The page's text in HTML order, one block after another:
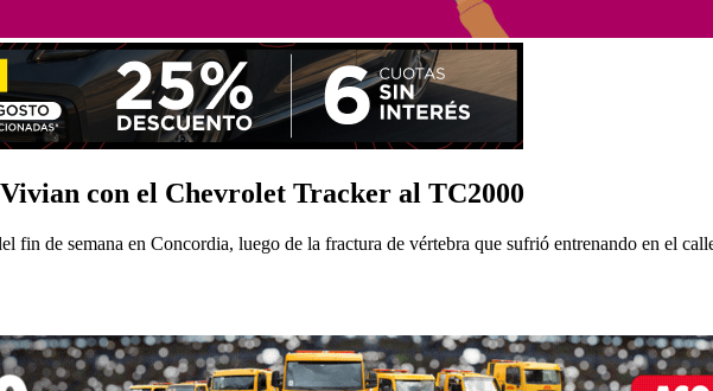
con el Chevrolet Tracker al TC2000
fin de semana en Concordia, luego de la fractura de vértebra que sufrió entrenando en el